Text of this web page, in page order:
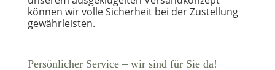
können wir volle Sicherheit bei der Zustellung
gewährleisten.
Persönlicher Service – wir sind für Sie da!